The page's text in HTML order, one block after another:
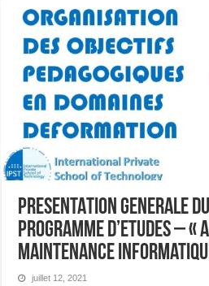
PRESENTATION GENERALE
PROGRAMME D’ETUDES –
Maintenance
juillet 12, 2021